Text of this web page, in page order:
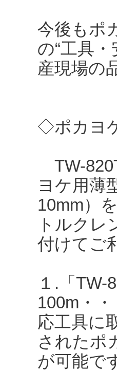
今後もポ
の“工具
産現場の
◇ポカヨ
TW-
ヨケ用薄
10mm）
トルクレ
付けてご
１.「TW-
100m・
応工具に
されたポ
が可能で